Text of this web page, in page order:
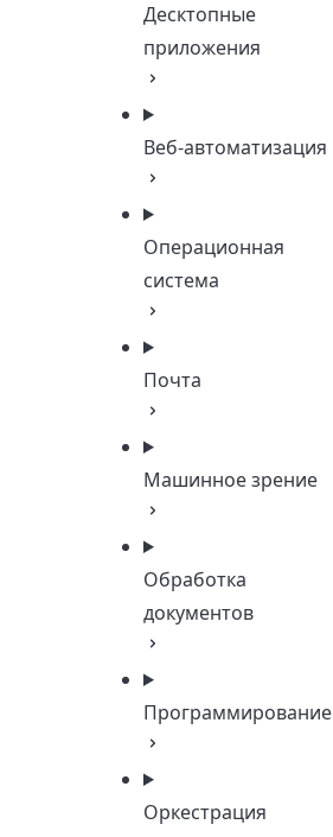
Десктопные
приложения
Веб-автоматизация
Операционная
система
Почта
Машинное зрение
Обработка
документов
Программирование
Оркестрация